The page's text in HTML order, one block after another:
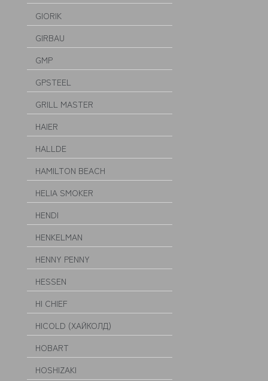
GIORIK
GIRBAU
GMP
GPSTEEL
GRILL MASTER
HAIER
HALLDE
HAMILTON BEACH
HELIA SMOKER
HENDI
HENKELMAN
HENNY PENNY
HESSEN
HI CHIEF
HICOLD (ХАЙКОЛД)
HOBART
HOSHIZAKI